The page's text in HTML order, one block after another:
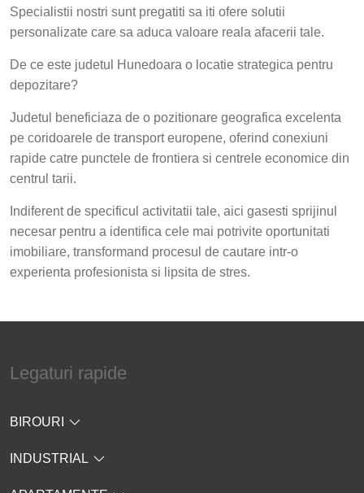
Specialistii nostri sunt pregatiti sa iti ofere solutii
personalizate care sa aduca valoare reala afacerii tale.
De ce este judetul Hunedoara o locatie strategica pentru
depozitare?
Judetul beneficiaza de o pozitionare geografica excelenta
pe coridoarele de transport europene, oferind conexiuni
rapide catre punctele de frontiera si centrele economice din
centrul tarii.
Indiferent de specificul activitatii tale, aici gasesti sprijinul
necesar pentru a identifica cele mai potrivite oportunitati
imobiliare, transformand procesul de cautare intr-o
experienta profesionista si lipsita de stres.
Legaturi rapide
BIROURI
INDUSTRIAL